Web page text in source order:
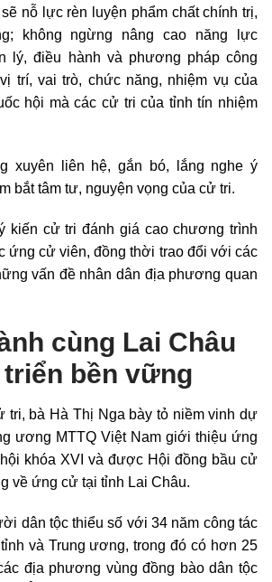
nỗ lực rèn luyện phẩm chất chính trị,
không ngừng nâng cao năng lực
lý, điều hành và phương pháp công
trí, vai trò, chức năng, nhiệm vụ của
hội mà các cử tri của tỉnh tín nhiệm
xuyên liên hệ, gắn bó, lắng nghe ý
bắt tâm tư, nguyện vọng của cử tri.
kiến cử tri đánh giá cao chương trình
ứng cử viên, đồng thời trao đổi với các
vấn đề nhân dân địa phương quan
cùng Lai Châu
triển bền vững
tri, bà Hà Thị Nga bày tỏ niềm vinh dự
ương MTTQ Việt Nam giới thiệu ứng
khóa XVI và được Hội đồng bầu cử
về ứng cử tại tỉnh Lai Châu.
dân tộc thiểu số với 34 năm công tác
và Trung ương, trong đó có hơn 25
địa phương vùng đồng bào dân tộc